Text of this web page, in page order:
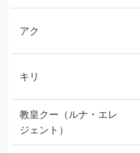
アク
キリ
教皇クー（ルナ・エレ
ジェント）